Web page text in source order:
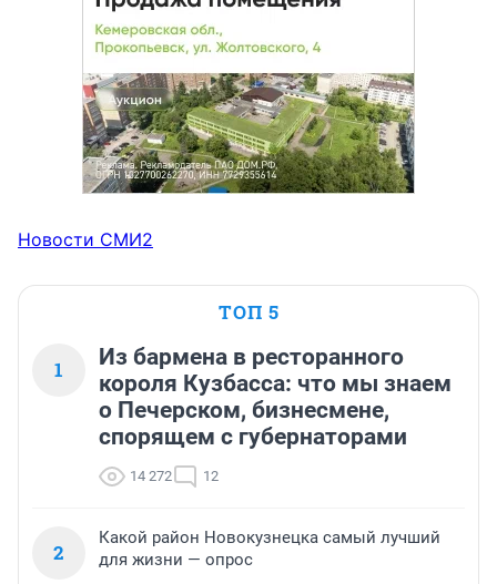
Новости СМИ2
ТОП 5
1
Из бармена в ресторанного
короля Кузбасса: что мы знаем
о Печерском, бизнесмене,
спорящем с губернаторами
14 272 12
2
Какой район Новокузнецка самый лучший
для жизни — опрос